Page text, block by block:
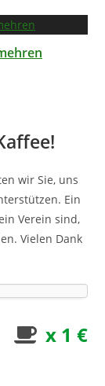
wir Sie, uns
Ein
Verein sind,
Vielen Dank
x 1 €